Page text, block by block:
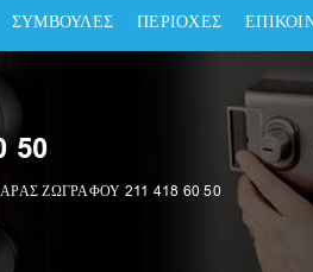
ΣΥΜΒΟΥΛΕΣ ΠΕΡΙΟΧΕΣ
50
ΖΩΓΡΑΦΟΥ 211 418 60 50